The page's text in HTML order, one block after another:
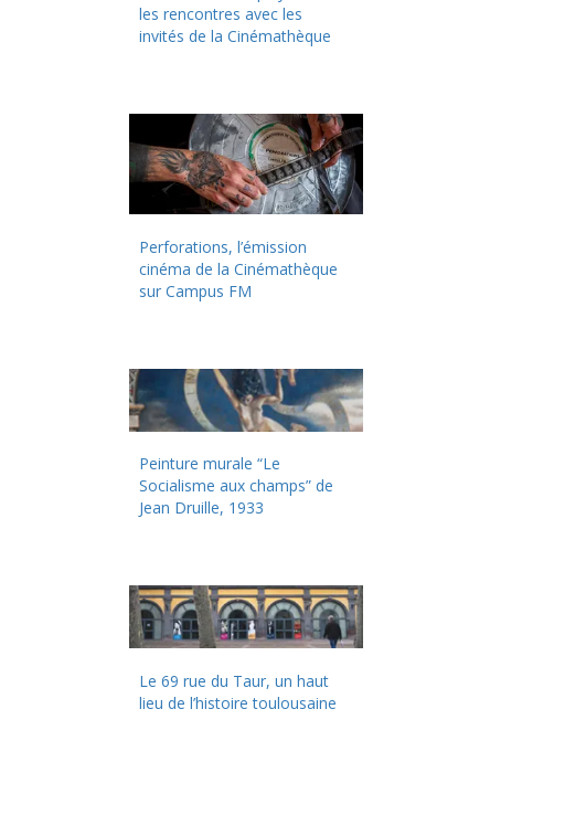
les rencontres avec les
invités de la Cinémathèque
Perforations, l’émission
cinéma de la Cinémathèque
sur Campus FM
Peinture murale “Le
Socialisme aux champs” de
Jean Druille, 1933
Le 69 rue du Taur, un haut
lieu de l’histoire toulousaine